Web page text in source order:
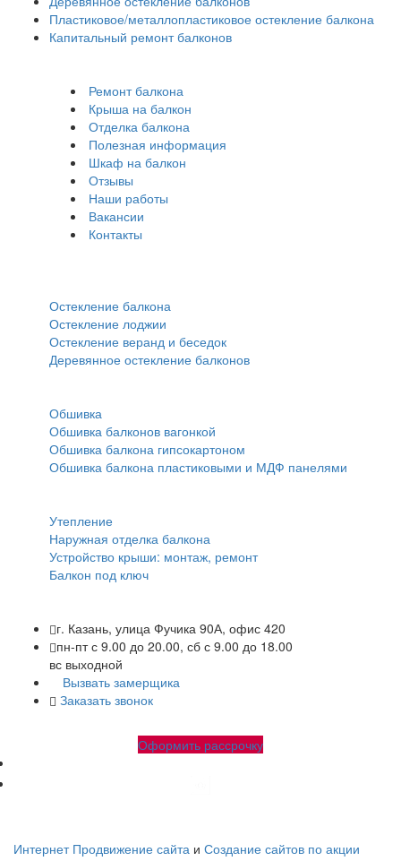
Пластиковое/металлопластиковое остекление балкона
Капитальный ремонт балконов
Ремонт балкона
Крыша на балкон
Отделка балкона
Полезная информация
Шкаф на балкон
Отзывы
Наши работы
Вакансии
Контакты
Остекление балкона
Остекление лоджии
Остекление веранд и беседок
Деревянное остекление балконов
Обшивка
Обшивка балконов вагонкой
Обшивка балкона гипсокартоном
Обшивка балкона пластиковыми и МДФ панелями
Утепление
Наружная отделка балкона
Устройство крыши: монтаж, ремонт
Балкон под ключ
г. Казань, улица Фучика 90А, офис 420
пн-пт с 9.00 до 20.00, сб с 9.00 до 18.00
вс выходной
Вызвать замерщика
Заказать звонок
Оформить рассрочку
Интернет Продвижение сайта и Создание сайтов по акции